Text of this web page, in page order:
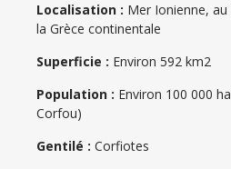
Localisation : Mer Ionienne, au
la Grèce continentale
Superficie : Environ 592 km2
Population : Environ 100 000
Corfou)
Gentilé : Corfiotes